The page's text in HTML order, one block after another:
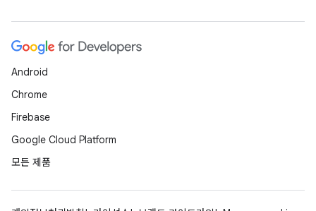
Android
Chrome
Firebase
Google Cloud Platform
모든 제품